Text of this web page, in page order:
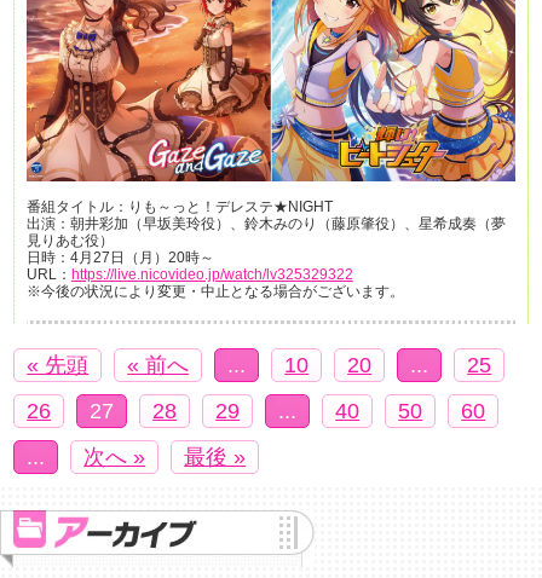
番組タイトル：りも～っと！デレステ★NIGHT
出演：朝井彩加（早坂美玲役）、鈴木みのり（藤原肇役）、星希成奏（夢
見りあむ役）
日時：4月27日（月）20時～
URL： https://live.nicovideo.jp/watch/lv325329322
※今後の状況により変更・中止となる場合がございます。
« 先頭 « 前へ ... 10 20 ...
25
26
27 28 29 ... 40 50
60
...
次へ » 最後 »